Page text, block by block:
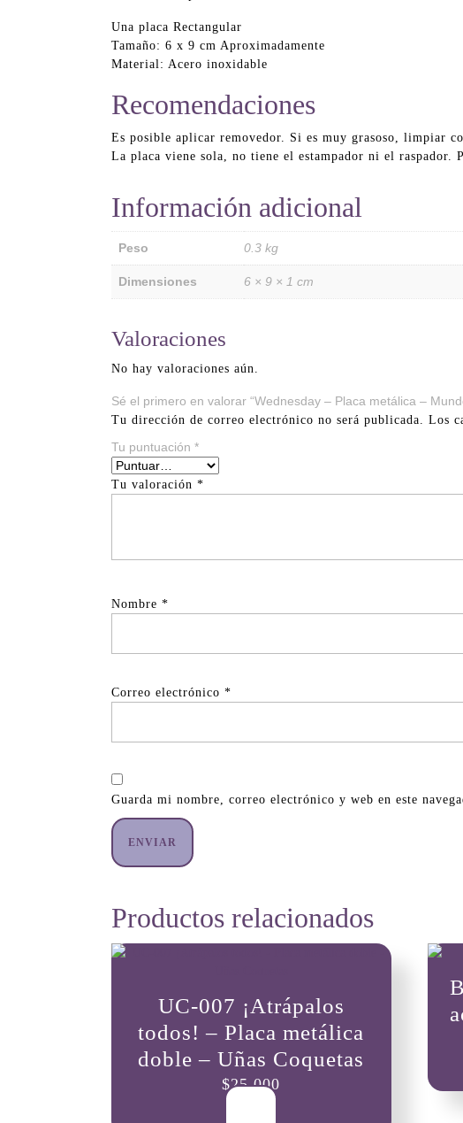
Una placa Rectangular
Tamaño: 6 x 9 cm Aproximadamente
Material: Acero inoxidable
Recomendaciones
Es posible aplicar removedor. Si es muy grasoso, limpiar
La placa viene sola, no tiene el estampador ni el raspador.
Información adicional
Peso 0.3 kg
Dimensiones 6 × 9 × 1 cm
Valoraciones
No hay valoraciones aún.
Sé el primero en valorar “Wednesday – Placa metálica –
Tu dirección de correo electrónico no será publicada. Los
Tu puntuación *
Tu valoración *
Nombre *
Correo electrónico *
Guarda mi nombre, correo electrónico y web en este
Productos relacionados
UC-007 ¡Atrápalos
todos! – Placa metálica
doble – Uñas Coquetas
$25,000